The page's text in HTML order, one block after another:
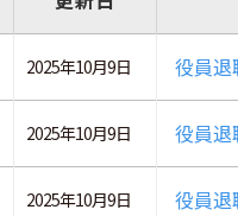
2025年10月9日 役員退
2025年10月9日 役員退
2025年10月9日 役員